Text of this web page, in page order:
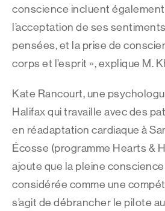
conscience incluent
l’acceptation de ses
pensées, et la prise de
corps et l’esprit », explique M.
Kate Rancourt, une
Halifax qui travaille avec des
en réadaptation cardiaque à
Écosse (programme Hearts &
ajoute que la pleine
considérée comme une
s’agit de débrancher le pilote